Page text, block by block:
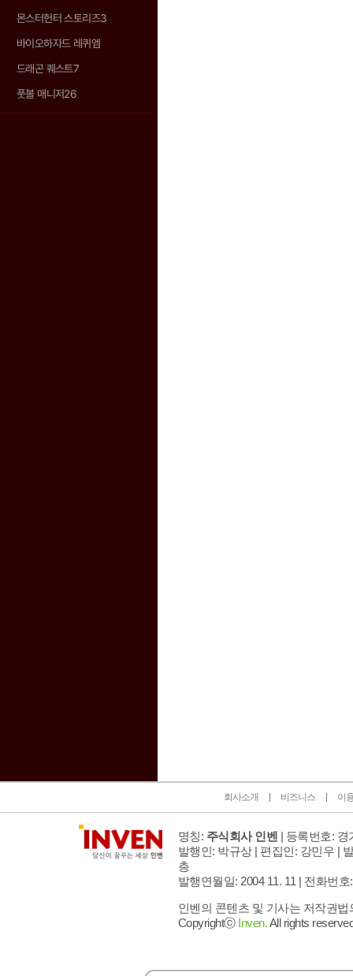
몬스터헌터 스토리즈3
바이오하자드 레퀴엠
드래곤 퀘스트7
풋볼 매니저26
회사소개 비즈니스 이
명칭: 주식회사 인벤 | 등록번호: 경
발행인: 박규상 | 편집인: 강민우 |
층
발행연월일: 2004 11. 11 | 전화번호
인벤의 콘텐츠 및 기사는 저작권
Copyrightⓒ Inven.All rights